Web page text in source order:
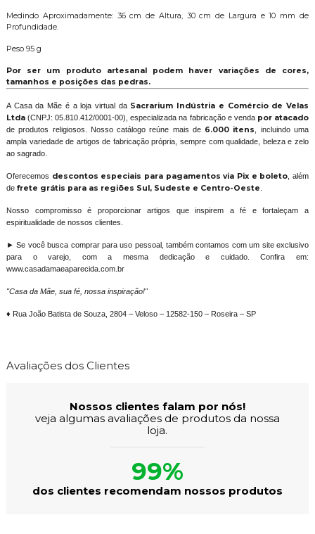
Medindo Aproximadamente: 36 cm de Altura, 30 cm de Largura e 10 mm de
Profundidade.
Peso 95 g
Por ser um produto artesanal podem haver variações de cores,
tamanhos e posições das pedras.
A Casa da Mãe é a loja virtual daSacrarium Indústria e Comércio de Velas
Ltda(CNPJ: 05.810.412/0001-00), especializada na fabricação e venda por atacado
de produtos religiosos. Nosso catálogo reúne mais de 6.000 itens, incluindo uma
ampla variedade de artigos de fabricação própria, sempre com qualidade, beleza e zelo
ao sagrado.
Oferecemos descontos especiais para pagamentos via Pix e boleto, além
de frete grátis para as regiões Sul, Sudeste e Centro-Oeste.
Nosso compromisso é proporcionar artigos que inspirem a fé e fortaleçam a
espiritualidade de nossos clientes.
► Se você busca comprar para uso pessoal, também contamos com um site exclusivo
para o varejo, com a mesma dedicação e cuidado. Confira em:
www.casadamaeaparecida.com.br
"Casa da Mãe, sua fé, nossa inspiração!"
♦ Rua João Batista de Souza, 2804 – Veloso – 12582-150 – Roseira – SP
Avaliações dos Clientes
Nossos clientes falam por nós!
veja algumas avaliações de produtos da nossa
loja.
99%
dos clientes recomendam nossos produtos